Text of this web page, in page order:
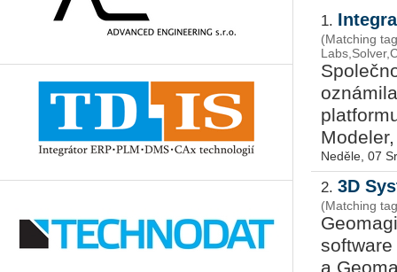
1.
(Matching
Neděle, 07
2. 3D
(Matching
a